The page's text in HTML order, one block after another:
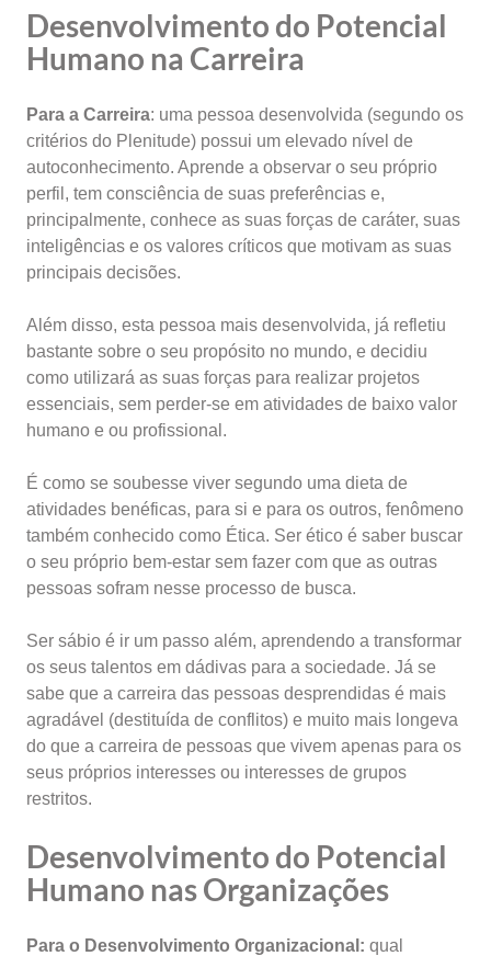
Desenvolvimento do Potencial
Humano na Carreira
Para a Carreira: uma pessoa desenvolvida (segundo os
critérios do Plenitude) possui um elevado nível de
autoconhecimento. Aprende a observar o seu próprio
perfil, tem consciência de suas preferências e,
principalmente, conhece as suas forças de caráter, suas
inteligências e os valores críticos que motivam as suas
principais decisões.
Além disso, esta pessoa mais desenvolvida, já refletiu
bastante sobre o seu propósito no mundo, e decidiu
como utilizará as suas forças para realizar projetos
essenciais, sem perder-se em atividades de baixo valor
humano e ou profissional.
É como se soubesse viver segundo uma dieta de
atividades benéficas, para si e para os outros, fenômeno
também conhecido como Ética. Ser ético é saber buscar
o seu próprio bem-estar sem fazer com que as outras
pessoas sofram nesse processo de busca.
Ser sábio é ir um passo além, aprendendo a transformar
os seus talentos em dádivas para a sociedade. Já se
sabe que a carreira das pessoas desprendidas é mais
agradável (destituída de conflitos) e muito mais longeva
do que a carreira de pessoas que vivem apenas para os
seus próprios interesses ou interesses de grupos
restritos.
Desenvolvimento do Potencial
Humano nas Organizações
Para o Desenvolvimento Organizacional: qual